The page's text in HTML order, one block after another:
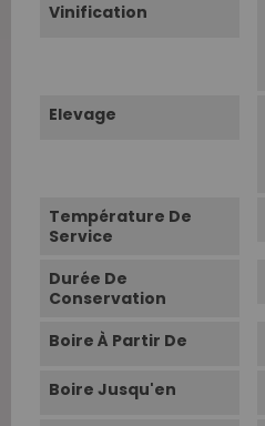
Vinification
Elevage
Température De
Service
Durée De
Conservation
Boire À Partir De
Boire Jusqu'en